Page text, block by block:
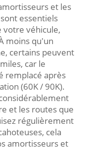
et les
essentiels
votre véhicule,
moins qu'un
certains peuvent
car le
remplacé après
(60K / 90K).
et les routes que
régulièrement
cela
amortisseurs et